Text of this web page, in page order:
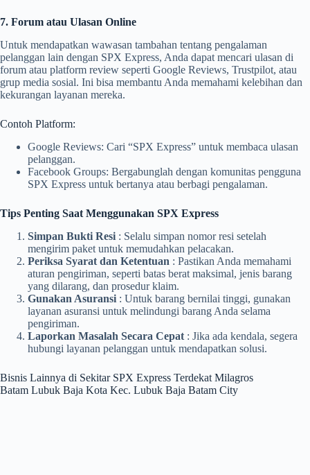
7. Forum atau Ulasan Online
Untuk mendapatkan wawasan tambahan tentang pengalaman
pelanggan lain dengan SPX Express, Anda dapat mencari ulasan di
forum atau platform review seperti Google Reviews, Trustpilot, atau
grup media sosial. Ini bisa membantu Anda memahami kelebihan dan
kekurangan layanan mereka.
Contoh Platform:
Google Reviews: Cari “SPX Express” untuk membaca ulasan
pelanggan.
Facebook Groups: Bergabunglah dengan komunitas pengguna
SPX Express untuk bertanya atau berbagi pengalaman.
Tips Penting Saat Menggunakan SPX Express
Simpan Bukti Resi : Selalu simpan nomor resi setelah
mengirim paket untuk memudahkan pelacakan.
Periksa Syarat dan Ketentuan : Pastikan Anda memahami
aturan pengiriman, seperti batas berat maksimal, jenis barang
yang dilarang, dan prosedur klaim.
Gunakan Asuransi : Untuk barang bernilai tinggi, gunakan
layanan asuransi untuk melindungi barang Anda selama
pengiriman.
Laporkan Masalah Secara Cepat : Jika ada kendala, segera
hubungi layanan pelanggan untuk mendapatkan solusi.
Bisnis Lainnya di Sekitar SPX Express Terdekat Milagros
Batam Lubuk Baja Kota Kec. Lubuk Baja Batam City